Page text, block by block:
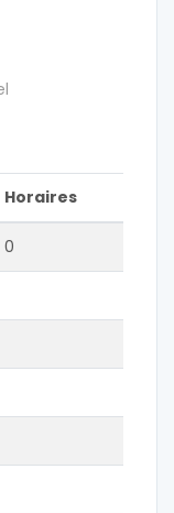
Horaires
0